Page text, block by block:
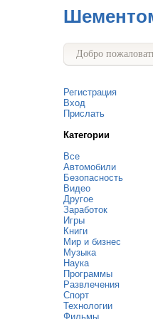
Добро
Регистрация
Вход
Прислать
Категории
Все
Автомобили
Безопасность
Видео
Другое
Заработок
Игры
Книги
Мир и бизнес
Музыка
Наука
Программы
Развлечения
Спорт
Технологии
Фильмы